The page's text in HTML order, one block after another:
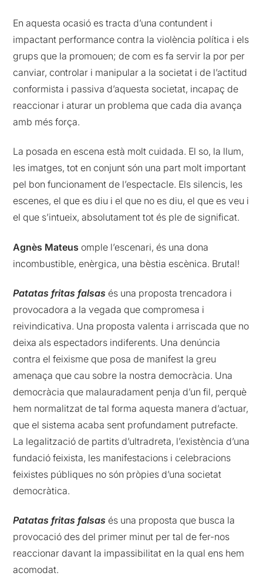
En aquesta ocasió es tracta d’una contundent i
impactant performance contra la violència política i els
grups que la promouen; de com es fa servir la por per
canviar, controlar i manipular a la societat i de l’actitud
conformista i passiva d’aquesta societat, incapaç de
reaccionar i aturar un problema que cada dia avança
amb més força.
La posada en escena està molt cuidada. El so, la llum,
les imatges, tot en conjunt són una part molt important
pel bon funcionament de l’espectacle. Els silencis, les
escenes, el que es diu i el que no es diu, el que es veu i
el que s’intueix, absolutament tot és ple de significat.
Agnès Mateusomple l’escenari, és una dona
incombustible, enèrgica, una bèstia escènica. Brutal!
Patatas fritas falsasés una proposta trencadora i
provocadora a la vegada que compromesa i
reivindicativa. Una proposta valenta i arriscada que no
deixa als espectadors indiferents. Una denúncia
contra el feixisme que posa de manifest la greu
amenaça que cau sobre la nostra democràcia. Una
democràcia que malauradament penja d’un fil, perquè
hem normalitzat de tal forma aquesta manera d’actuar,
que el sistema acaba sent profundament putrefacte.
La legalització de partits d’ultradreta, l’existència d’una
fundació feixista, les manifestacions i celebracions
feixistes públiques no són pròpies d’una societat
democràtica.
Patatas fritas falsasés una proposta que busca la
provocació des del primer minut per tal de fer-nos
reaccionar davant la impassibilitat en la qual ens hem
acomodat.